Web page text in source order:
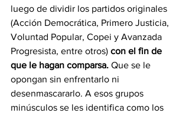
luego de dividir los partidos originales
(Acción Democrática, Primero Justicia,
Voluntad Popular, Copei y Avanzada
Progresista, entre otros) con el fin de
que le hagan comparsa. Que se le
opongan sin enfrentarlo ni
desenmascararlo. A esos grupos
minúsculos se les identifica como los